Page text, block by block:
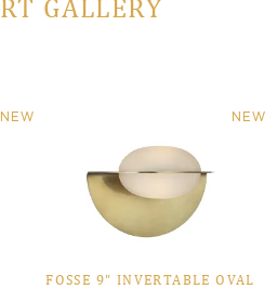
GALLERY
NEW NEW
FOSSE 9" INVERTABLE OVAL